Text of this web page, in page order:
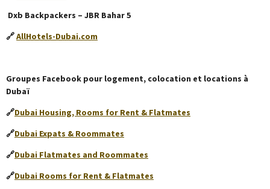
Dxb Backpackers – JBR Bahar 5
🔗AllHotels-Dubai.com
Groupes Facebook pour logement, colocation et locations à
Dubaï
🔗Dubai Housing, Rooms for Rent & Flatmates
🔗Dubai Expats & Roommates
🔗Dubai Flatmates and Roommates
🔗Dubai Rooms for Rent & Flatmates